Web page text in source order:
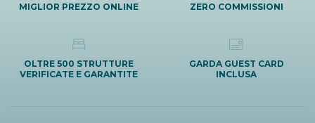
MIGLIOR PREZZO ONLINE ZERO COMMISSIONI
OLTRE 500 STRUTTURE
VERIFICATE E GARANTITE
GARDA GUEST CARD
INCLUSA